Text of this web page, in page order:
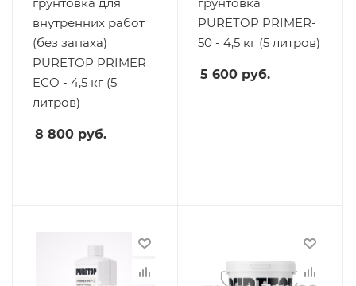
грунтовка для
внутренних работ
(без запаха)
PURETOP PRIMER
ECO - 4,5 кг (5
литров)
8 800 руб.
грунтовка
PURETOP PRIMER-
50 - 4,5 кг (5 литров)
5 600 руб.